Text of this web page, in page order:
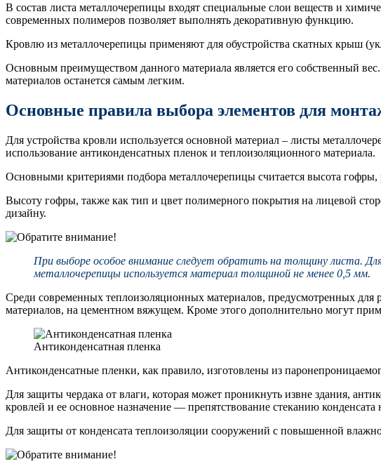
В состав листа металлочерепицы входят специальные слои веществ и
современных полимеров позволяет выполнять декоративную функцию.
Кровлю из металлочерепицы применяют для обустройства скатных крыш
Основным преимуществом данного материала является его собственный
материалов останется самым легким.
Основные правила выбора элементов для
Для устройства кровли используется основной материал – листы
использование антиконденсатных пленок и теплоизоляционного материала.
Основными критериями подбора металлочерепицы считается высота
Высоту гофры, также как тип и цвет полимерного покрытия на лицевой
дизайну.
При выборе особое внимание следует обратить на толщину листа.
металлочерепицы используется материал толщиной не менее 0,5 мм.
Среди современных теплоизоляционных материалов, предусмотренных для
материалов, на цементном вяжущем. Кроме этого дополнительно могут
Антиконденсатная пленка
Антиконденсатные пленки, как правило, изготовлены из
Для защиты чердака от влаги, которая может проникнуть извне здания,
кровлей и ее основное назначение — препятствование стеканию
Для защиты от конденсата теплоизоляции сооружений с повышенной